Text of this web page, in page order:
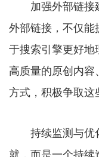
加强外部链接建
外部链接，不仅能
于搜索引擎更好地
高质量的原创内
方式，积极争取这
持续监测与优化